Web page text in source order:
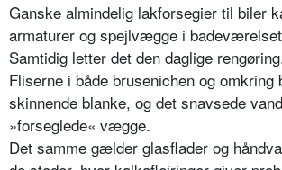
Ganske almindelig lakforsegier til biler
armaturer og spejlvægge i
Samtidig letter det den daglige
Fliserne i både brusenichen og omkring
skinnende blanke, og det snavsede
»forseglede« vægge.
Det samme gælder glasflader og